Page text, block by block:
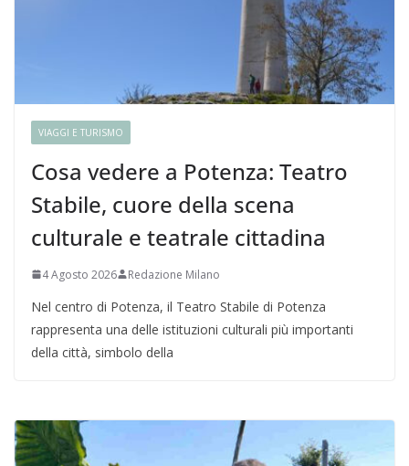
VIAGGI E TURISMO
Cosa vedere a Potenza: Teatro
Stabile, cuore della scena
culturale e teatrale cittadina
4 Agosto 2026 Redazione Milano
Nel centro di Potenza, il Teatro Stabile di Potenza
rappresenta una delle istituzioni culturali più importanti
della città, simbolo della